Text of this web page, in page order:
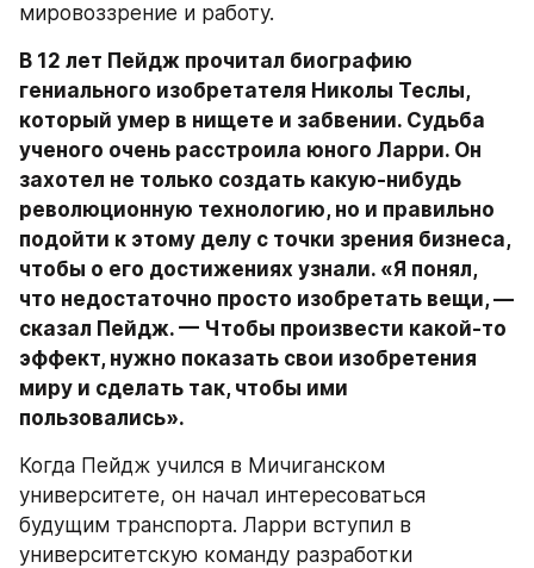
мировоззрение и работу.
В 12 лет Пейдж прочитал биографию
гениального изобретателя Николы Теслы,
который умер в нищете и забвении. Судьба
ученого очень расстроила юного Ларри. Он
захотел не только создать какую-нибудь
революционную технологию, но и правильно
подойти к этому делу с точки зрения бизнеса,
чтобы о его достижениях узнали. «Я понял,
что недостаточно просто изобретать вещи, —
сказал Пейдж. — Чтобы произвести какой-то
эффект, нужно показать свои изобретения
миру и сделать так, чтобы ими
пользовались».
Когда Пейдж учился в Мичиганском
университете, он начал интересоваться
будущим транспорта. Ларри вступил в
университетскую команду разработки